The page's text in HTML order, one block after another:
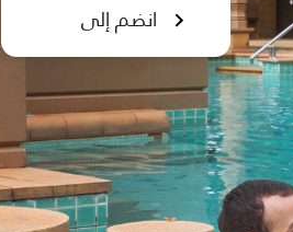
انضم إلى